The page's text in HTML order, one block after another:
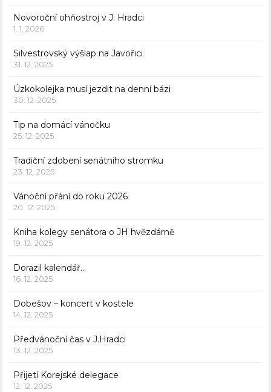
Novoroční ohňostroj v J. Hradci
1. 1. 2026
Silvestrovský výšlap na Javořici
31. 12. 2025
Úzkokolejka musí jezdit na denní bázi
30. 12. 2025
Tip na domácí vánočku
25. 12. 2025
Tradiční zdobení senátního stromku
23. 12. 2025
Vánoční přání do roku 2026
20. 12. 2025
Kniha kolegy senátora o JH hvězdárně
19. 12. 2025
Dorazil kalendář…
16. 12. 2025
Dobešov – koncert v kostele
14. 12. 2025
Předvánoční čas v J.Hradci
13. 12. 2025
Přijetí Korejské delegace
12. 12. 2025